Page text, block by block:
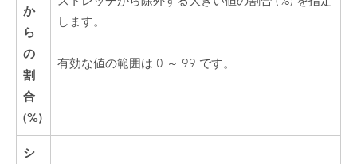
か
ら
の
割
合
(%)
します。
有効な値の範囲は 0 ～ 99 です。
シ